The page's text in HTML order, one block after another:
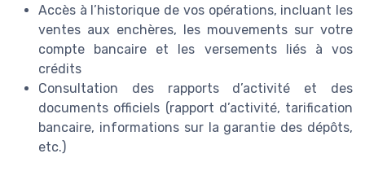
Accès à l’historique de vos opérations, incluant les
ventes aux enchères, les mouvements sur votre
compte bancaire et les versements liés à vos
crédits
Consultation des rapports d’activité et des
documents officiels (rapport d’activité, tarification
bancaire, informations sur la garantie des dépôts,
etc.)